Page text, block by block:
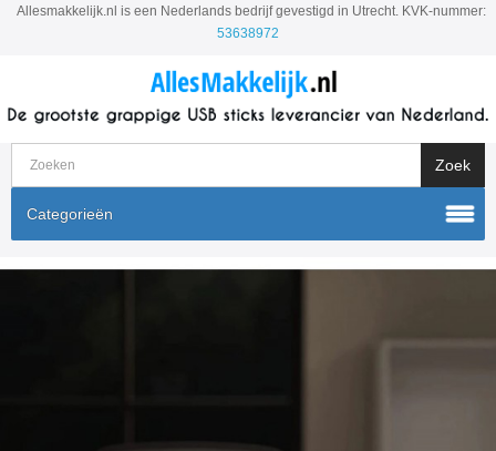
Allesmakkelijk.nl is een Nederlands bedrijf gevestigd in Utrecht. KVK-nummer:
53638972
Categorieën